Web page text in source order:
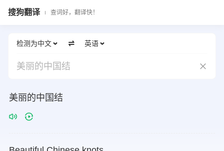
搜狗翻译 查词好，翻译快！
检测为中文 英语
美丽的中国结
美丽的中国结